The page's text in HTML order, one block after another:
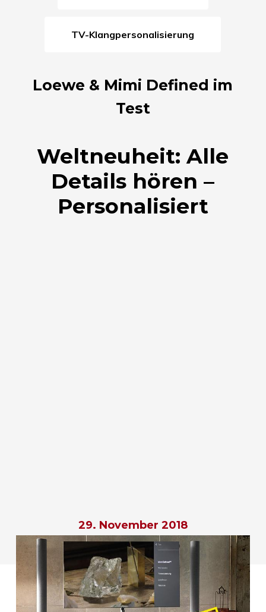
TV-Klangpersonalisierung
Loewe & Mimi Defined im
Test
Weltneuheit: Alle
Details hören –
Personalisiert
29. November 2018